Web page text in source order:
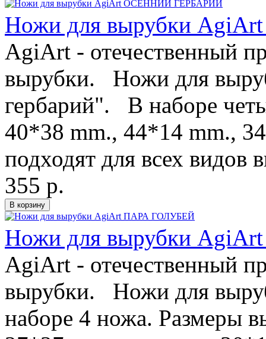
Ножи для вырубки
AgiArt - отечественный
вырубки. Ножи для
гербарий". В наборе
40*38 mm., 44*14 mm.,
подходят для всех
355 р.
Ножи для вырубки
AgiArt - отечественный
вырубки. Ножи для
наборе 4 ножа. Размеры